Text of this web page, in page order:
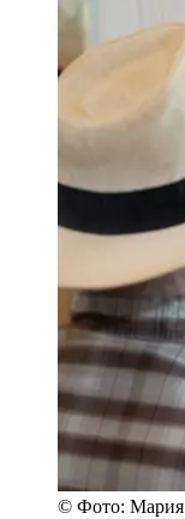
© Фото: Мария